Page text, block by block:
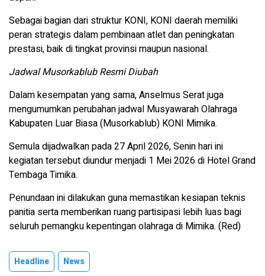
Sebagai bagian dari struktur KONI, KONI daerah memiliki
peran strategis dalam pembinaan atlet dan peningkatan
prestasi, baik di tingkat provinsi maupun nasional.
Jadwal Musorkablub Resmi Diubah
Dalam kesempatan yang sama, Anselmus Serat juga
mengumumkan perubahan jadwal Musyawarah Olahraga
Kabupaten Luar Biasa (Musorkablub) KONI Mimika.
Semula dijadwalkan pada 27 April 2026, Senin hari ini
kegiatan tersebut diundur menjadi 1 Mei 2026 di Hotel Grand
Tembaga Timika.
Penundaan ini dilakukan guna memastikan kesiapan teknis
panitia serta memberikan ruang partisipasi lebih luas bagi
seluruh pemangku kepentingan olahraga di Mimika. (Red)
Headline News